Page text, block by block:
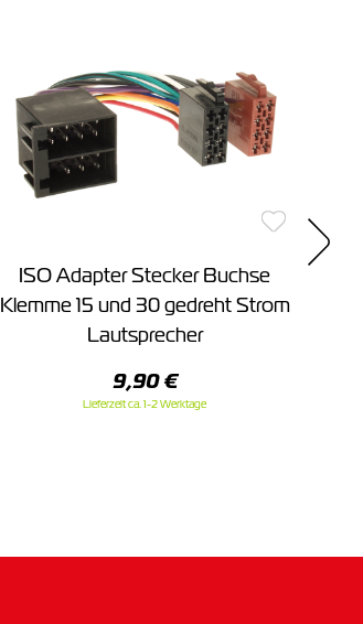
ISO Adapter Stecker Buchse
Klemme 15 und 30 gedreht Strom
Lautsprecher
9,90 €
Lieferzeit ca. 1-2 Werktage